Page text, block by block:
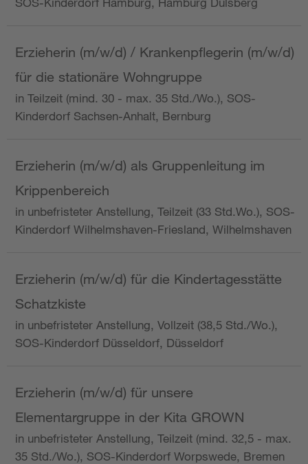
Erzieherin (m/w/d) / Krankenpflegerin (m/w/d)
für die stationäre Wohngruppe
in Teilzeit (mind. 30 - max. 35 Std./Wo.), SOS-
Kinderdorf Sachsen-Anhalt, Bernburg
Erzieherin (m/w/d) als Gruppenleitung im
Krippenbereich
in unbefristeter Anstellung, Teilzeit (33 Std.Wo.), SOS-
Kinderdorf Wilhelmshaven-Friesland, Wilhelmshaven
Erzieherin (m/w/d) für die Kindertagesstätte
Schatzkiste
in unbefristeter Anstellung, Vollzeit (38,5 Std./Wo.),
SOS-Kinderdorf Düsseldorf, Düsseldorf
Erzieherin (m/w/d) für unsere
Elementargruppe in der Kita GROWN
in unbefristeter Anstellung, Teilzeit (mind. 32,5 - max.
35 Std./Wo.), SOS-Kinderdorf Worpswede, Bremen